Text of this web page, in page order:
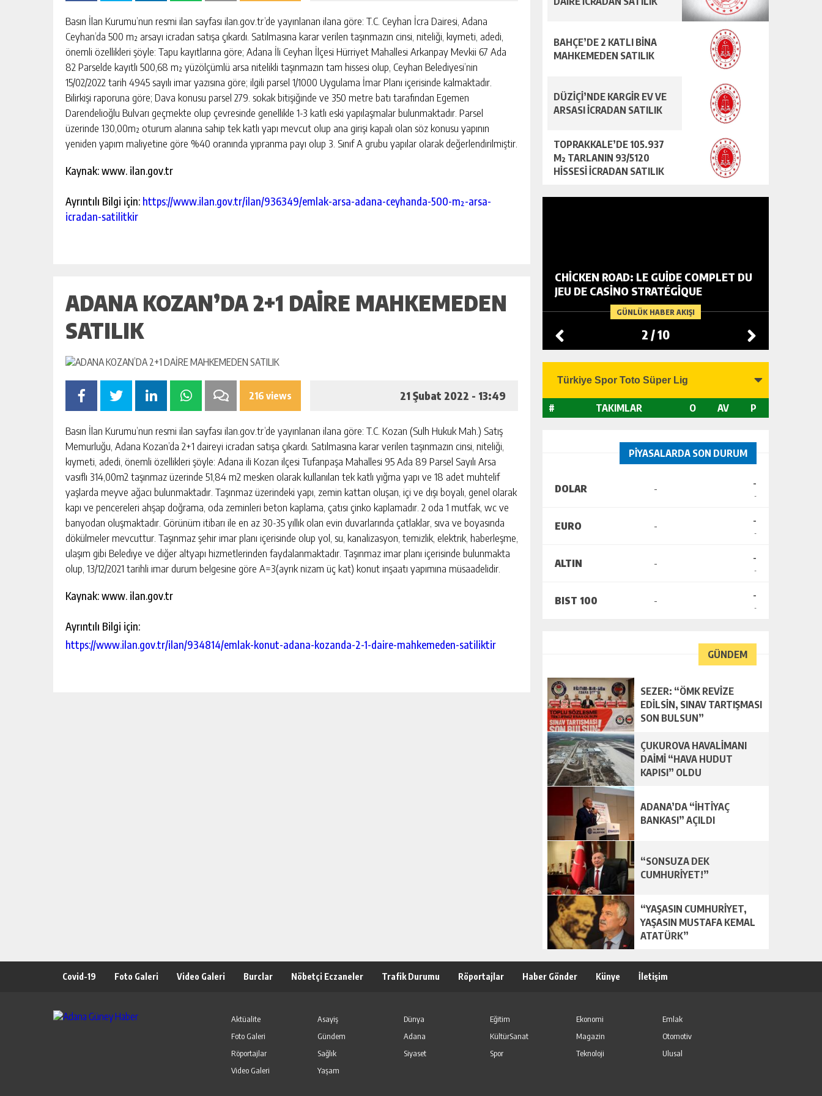
Basın İlan Kurumu’nun resmi ilan sayfası ilan.gov.tr’de yayınlanan ilana göre: T.C. Ceyhan İcra Dairesi, Adana
Ceyhan’da 500 m² arsayı icradan satışa çıkardı. Satılmasına karar verilen taşınmazın cinsi, niteliği, kıymeti, adedi,
önemli özellikleri şöyle: Tapu kayıtlarına göre; Adana İli Ceyhan İlçesi Hürriyet Mahallesi Arkanpay Mevkii 67 Ada
82 Parselde kayıtlı 500,68 m² yüzölçümlü arsa nitelikli taşınmazın tam hissesi olup, Ceyhan Belediyesi’nin
15/02/2022 tarih 4945 sayılı imar yazısına göre; ilgili parsel 1/1000 Uygulama İmar Planı içerisinde kalmaktadır.
Bilirkişi raporuna göre; Dava konusu parsel 279. sokak bitişiğinde ve 350 metre batı tarafından Egemen
Darendelioğlu Bulvarı geçmekte olup çevresinde genellikle 1-3 katlı eski yapılaşmalar bulunmaktadır. Parsel
üzerinde 130,00m² oturum alanına sahip tek katlı yapı mevcut olup ana girişi kapalı olan söz konusu yapının
yeniden yapım maliyetine göre %40 oranında yıpranma payı olup 3. Sınıf A grubu yapılar olarak değerlendirilmiştir.
Kaynak: www. ilan.gov.tr
Ayrıntılı Bilgi için: https://www.ilan.gov.tr/ilan/936349/emlak-arsa-adana-ceyhanda-500-m²-arsa-
icradan-satilitkir
ADANA KOZAN’DA 2+1 DAİRE MAHKEMEDEN
SATILIK
216 views 21 Şubat 2022 - 13:49
Basın İlan Kurumu’nun resmi ilan sayfası ilan.gov.tr’de yayınlanan ilana göre: T.C. Kozan (Sulh Hukuk Mah.) Satış
Memurluğu, Adana Kozan’da 2+1 daireyi icradan satışa çıkardı. Satılmasına karar verilen taşınmazın cinsi, niteliği,
kıymeti, adedi, önemli özellikleri şöyle: Adana ili Kozan ilçesi Tufanpaşa Mahallesi 95 Ada 89 Parsel Sayılı Arsa
vasıflı 314,00m2 taşınmaz üzerinde 51,84 m2 mesken olarak kullanılan tek katlı yığma yapı ve 18 adet muhtelif
yaşlarda meyve ağacı bulunmaktadır. Taşınmaz üzerindeki yapı, zemin kattan oluşan, içi ve dışı boyalı, genel olarak
kapı ve pencereleri ahşap doğrama, oda zeminleri beton kaplama, çatısı çinko kaplamadır. 2 oda 1 mutfak, wc ve
banyodan oluşmaktadır. Görünüm itibarı ile en az 30-35 yıllık olan evin duvarlarında çatlaklar, sıva ve boyasında
dökülmeler mevcuttur. Taşınmaz şehir imar planı içerisinde olup yol, su, kanalizasyon, temizlik, elektrik, haberleşme,
ulaşım gibi Belediye ve diğer altyapı hizmetlerinden faydalanmaktadır. Taşınmaz imar planı içerisinde bulunmakta
olup, 13/12/2021 tarihli imar durum belgesine göre A=3(ayrık nizam üç kat) konut inşaatı yapımına müsaadelidir.
Kaynak: www. ilan.gov.tr
Ayrıntılı Bilgi için:
https://www.ilan.gov.tr/ilan/934814/emlak-konut-adana-kozanda-2-1-daire-mahkemeden-satiliktir
BAHÇE’DE 2 KATLI BİNA
MAHKEMEDEN SATILIK
DÜZİÇİ’NDE KARGİR EV VE
ARSASI İCRADAN SATILIK
TOPRAKKALE’DE 105.937
M² TARLANIN 93/5120
HİSSESİ İCRADAN SATILIK
GÜNLÜK HABER AKIŞI GÜNLÜK HABER AKIŞI GÜNLÜK HABER AKIŞI
CHICKEN ROAD: LE GUIDE COMPLET DU
JEU DE CASINO STRATÉGIQUE
2 /10
# TAKIMLAR O AV P
PİYASALARDA SON DURUM
DOLAR - -
-
EURO - -
-
ALTIN - -
-
BIST 100 - -
-
GÜNDEM
SEZER: “ÖMK REVİZE
EDİLSİN, SINAV TARTIŞMASI
SON BULSUN”
ÇUKUROVA HAVALİMANI
DAİMİ “HAVA HUDUT
KAPISI” OLDU
ADANA’DA “İHTİYAÇ
BANKASI” AÇILDI
“SONSUZA DEK
CUMHURİYET!”
“YAŞASIN CUMHURİYET,
YAŞASIN MUSTAFA KEMAL
ATATÜRK”
Covid-19 Foto Galeri Video Galeri Burclar Nöbetçi Eczaneler Trafik Durumu Röportajlar Haber Gönder Künye İletişim
Aktüalite Asayiş Dünya Eğitim Ekonomi
Emlak
Foto Galeri
Gündem Adana KültürSanat Magazin
Otomotiv
Röportajlar
Sağlık Siyaset Spor Teknoloji
Ulusal
Video Galeri
Yaşam